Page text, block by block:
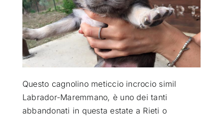
CHI SIAMO
RUBRICHE
SEMPRE CON ME
Questo cagnolino meticcio incrocio simil
Labrador-Maremmano, è uno dei tanti
abbandonati in questa estate a Rieti o